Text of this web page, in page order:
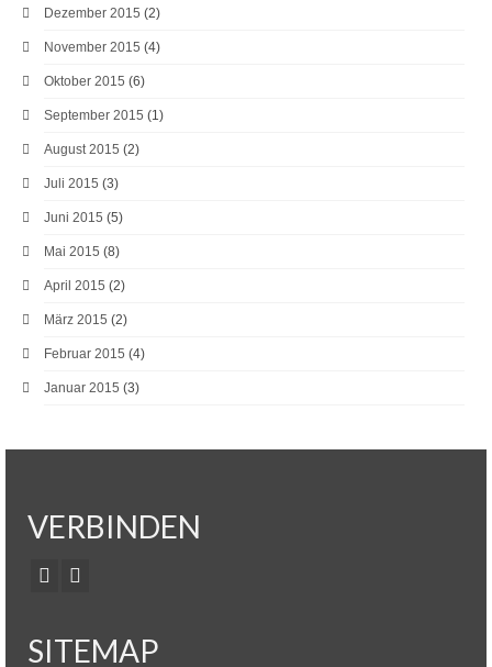
Dezember 2015 (2)
November 2015 (4)
Oktober 2015 (6)
September 2015 (1)
August 2015 (2)
Juli 2015 (3)
Juni 2015 (5)
Mai 2015 (8)
April 2015 (2)
März 2015 (2)
Februar 2015 (4)
Januar 2015 (3)
VERBINDEN
SITEMAP